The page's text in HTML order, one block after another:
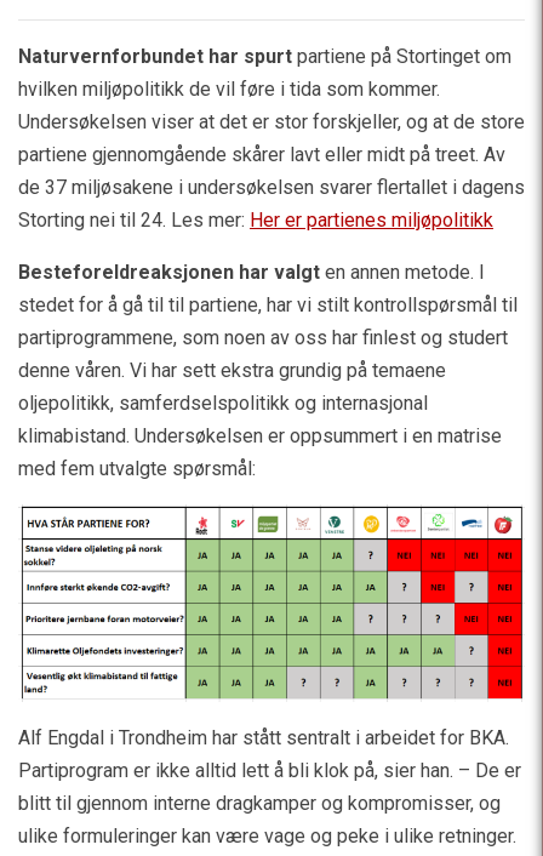
Naturvernforbundet har spurt partiene på Stortinget om
hvilken miljøpolitikk de vil føre i tida som kommer.
Undersøkelsen viser at det er stor forskjeller, og at de store
partiene gjennomgående skårer lavt eller midt på treet. Av
de 37 miljøsakene i undersøkelsen svarer flertallet i dagens
Storting nei til 24. Les mer: Her er partienes miljøpolitikk
Besteforeldreaksjonen har valgt en annen metode. I
stedet for å gå til til partiene, har vi stilt kontrollspørsmål til
partiprogrammene, som noen av oss har finlest og studert
denne våren. Vi har sett ekstra grundig på temaene
oljepolitikk, samferdselspolitikk og internasjonal
klimabistand. Undersøkelsen er oppsummert i en matrise
med fem utvalgte spørsmål:
Alf Engdal i Trondheim har stått sentralt i arbeidet for BKA.
Partiprogram er ikke alltid lett å bli klok på, sier han. – De er
blitt til gjennom interne dragkamper og kompromisser, og
ulike formuleringer kan være vage og peke i ulike retninger.